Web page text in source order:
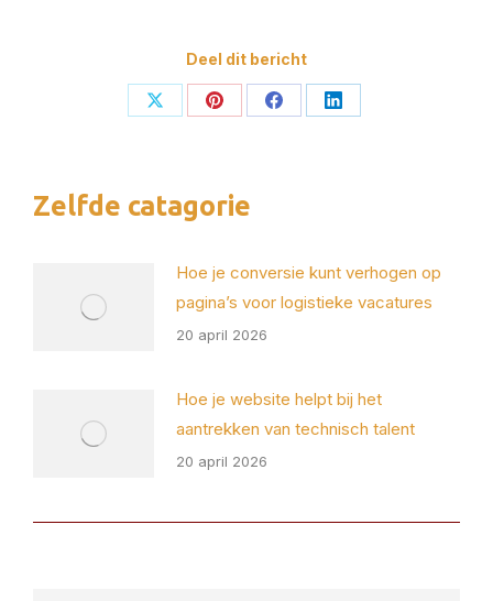
Deel dit bericht
Deel
Deel
Deel
Deel
Zelfde catagorie
Hoe je conversie kunt verhogen op
pagina’s voor logistieke vacatures
20 april 2026
Hoe je website helpt bij het
aantrekken van technisch talent
20 april 2026